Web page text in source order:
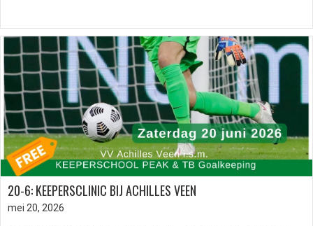
20-6: KEEPERSCLINIC BIJ ACHILLES VEEN
mei 20, 2026